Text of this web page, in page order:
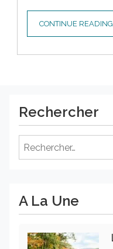
CONTINUE READING
Rechercher
Rechercher :
A La Une